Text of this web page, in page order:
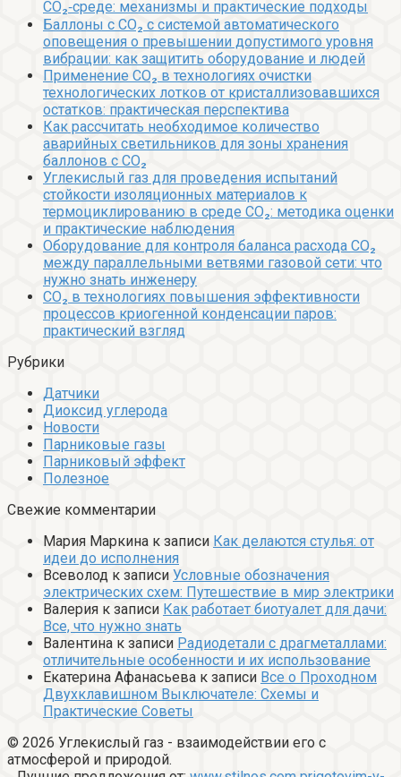
CO₂‑среде: механизмы и практические подходы
Баллоны с CO₂ с системой автоматического
оповещения о превышении допустимого уровня
вибрации: как защитить оборудование и людей
Применение CO₂ в технологиях очистки
технологических лотков от кристаллизовавшихся
остатков: практическая перспектива
Как рассчитать необходимое количество
аварийных светильников для зоны хранения
баллонов с CO₂
Углекислый газ для проведения испытаний
стойкости изоляционных материалов к
термоциклированию в среде CO₂: методика оценки
и практические наблюдения
Оборудование для контроля баланса расхода CO₂
между параллельными ветвями газовой сети: что
нужно знать инженеру
CO₂ в технологиях повышения эффективности
процессов криогенной конденсации паров:
практический взгляд
Рубрики
Датчики
Диоксид углерода
Новости
Парниковые газы
Парниковый эффект
Полезное
Свежие комментарии
Мария Маркина к записи Как делаются стулья: от
идеи до исполнения
Всеволод к записи Условные обозначения
электрических схем: Путешествие в мир электрики
Валерия к записи Как работает биотуалет для дачи:
Все, что нужно знать
Валентина к записи Радиодетали с драгметаллами:
отличительные особенности и их использование
Екатерина Афанасьева к записи Все о Проходном
Двухклавишном Выключателе: Схемы и
Практические Советы
© 2026 Углекислый газ - взаимодействии его с
атмосферой и природой.